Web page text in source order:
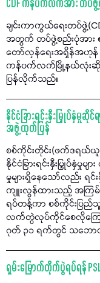
CDF ကန်ပက်လက်အား တပ်ဖွဲ့
ချင်းကာကွယ်ရေးတပ်ဖွဲ့
အတွက် တပ်ဖွဲ့စည်းပုံအား စစ်
တော်လှန်ရေးအရှိန်အဟုန်
ကန်ပက်လက်မြို့နယ်လုံး
ပြန်လိုက်သည်။
နိုင်ငံခြားရင်းနှီးမြှုပ်နှံမှုဆို
အဖွဲ့ ထုတ်ပြန်
စစ်ကိုင်းတိုင်း(ဖက်ဒရယ်ယူန
နိုင်ငံခြားရင်းနှီးမြှုပ်နှံမှု
မှုများရှိနေသော်လည်း ရင်း
ကျူးလွန်ထားသည့် အကြမ်း
ရပ်တန့်ကာ စစ်ကိုင်းပြည်သူ့
လက်တွဲလုပ်ကိုင်စေလိုကြောင်
ဂုတ် ၃၁ ရက်တွင် သဘေ
ရှမ်းမြောက်တိုက်ပွဲရပ်ရန်